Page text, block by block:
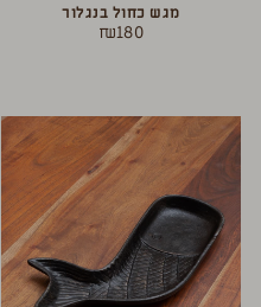
מגש כחול בנגלור
₪180